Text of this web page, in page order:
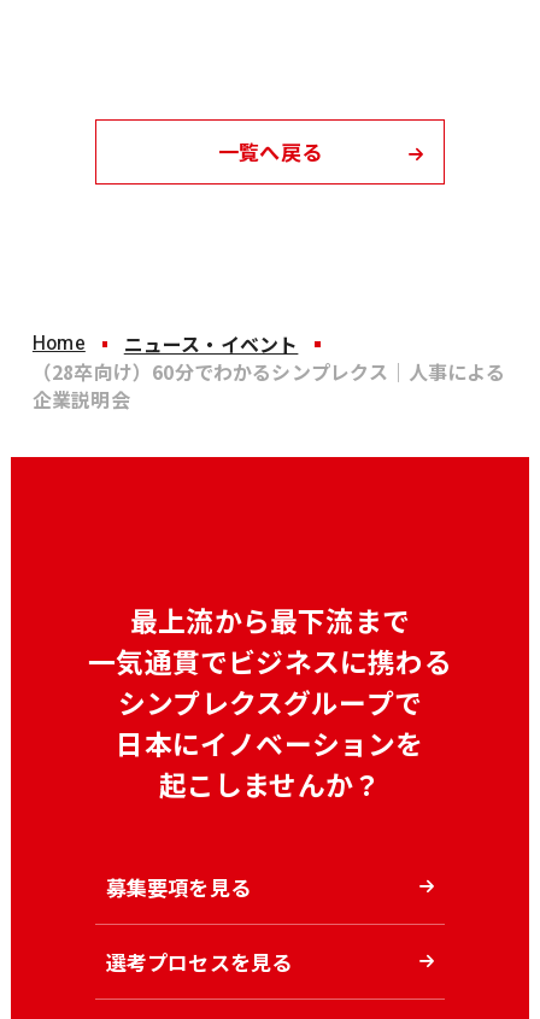
一覧へ戻る
Home
ニュース・イベント
（28卒向け）60分でわかるシンプレクス｜人事による
企業説明会
最上流から最下流まで
一気通貫でビジネスに携わる
シンプレクスグループで
日本にイノベーションを
起こしませんか？
募集要項を見る
選考プロセスを見る